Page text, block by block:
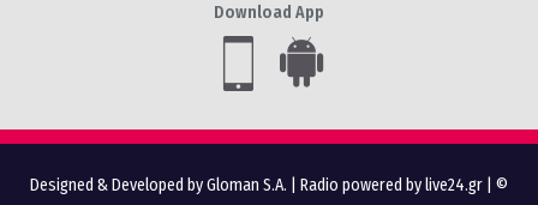
Download App
Designed & Developed by Gloman S.A. Radio powered by live24.gr | ©